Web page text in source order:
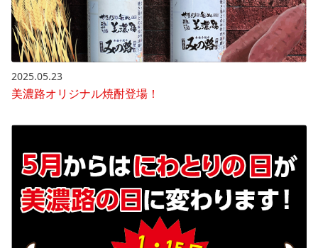
2025.05.23
美濃路オリジナル焼酎登場！